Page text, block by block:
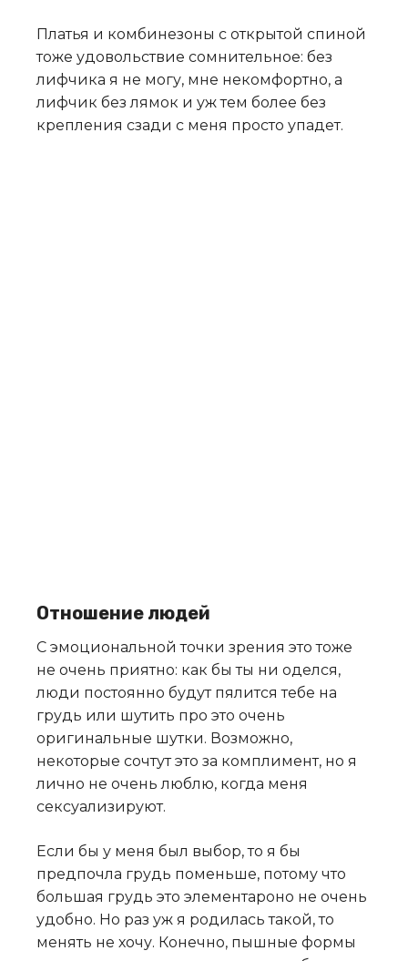
Платья и комбинезоны с открытой спиной
тоже удовольствие сомнительное: без
лифчика я не могу, мне некомфортно, а
лифчик без лямок и уж тем более без
крепления сзади с меня просто упадет.
Отношение людей
С эмоциональной точки зрения это тоже
не очень приятно: как бы ты ни оделся,
люди постоянно будут пялится тебе на
грудь или шутить про это очень
оригинальные шутки. Возможно,
некоторые сочтут это за комплимент, но я
лично не очень люблю, когда меня
сексуализируют.
Если бы у меня был выбор, то я бы
предпочла грудь поменьше, потому что
большая грудь это элементароно не очень
удобно. Но раз уж я родилась такой, то
менять не хочу. Конечно, пышные формы